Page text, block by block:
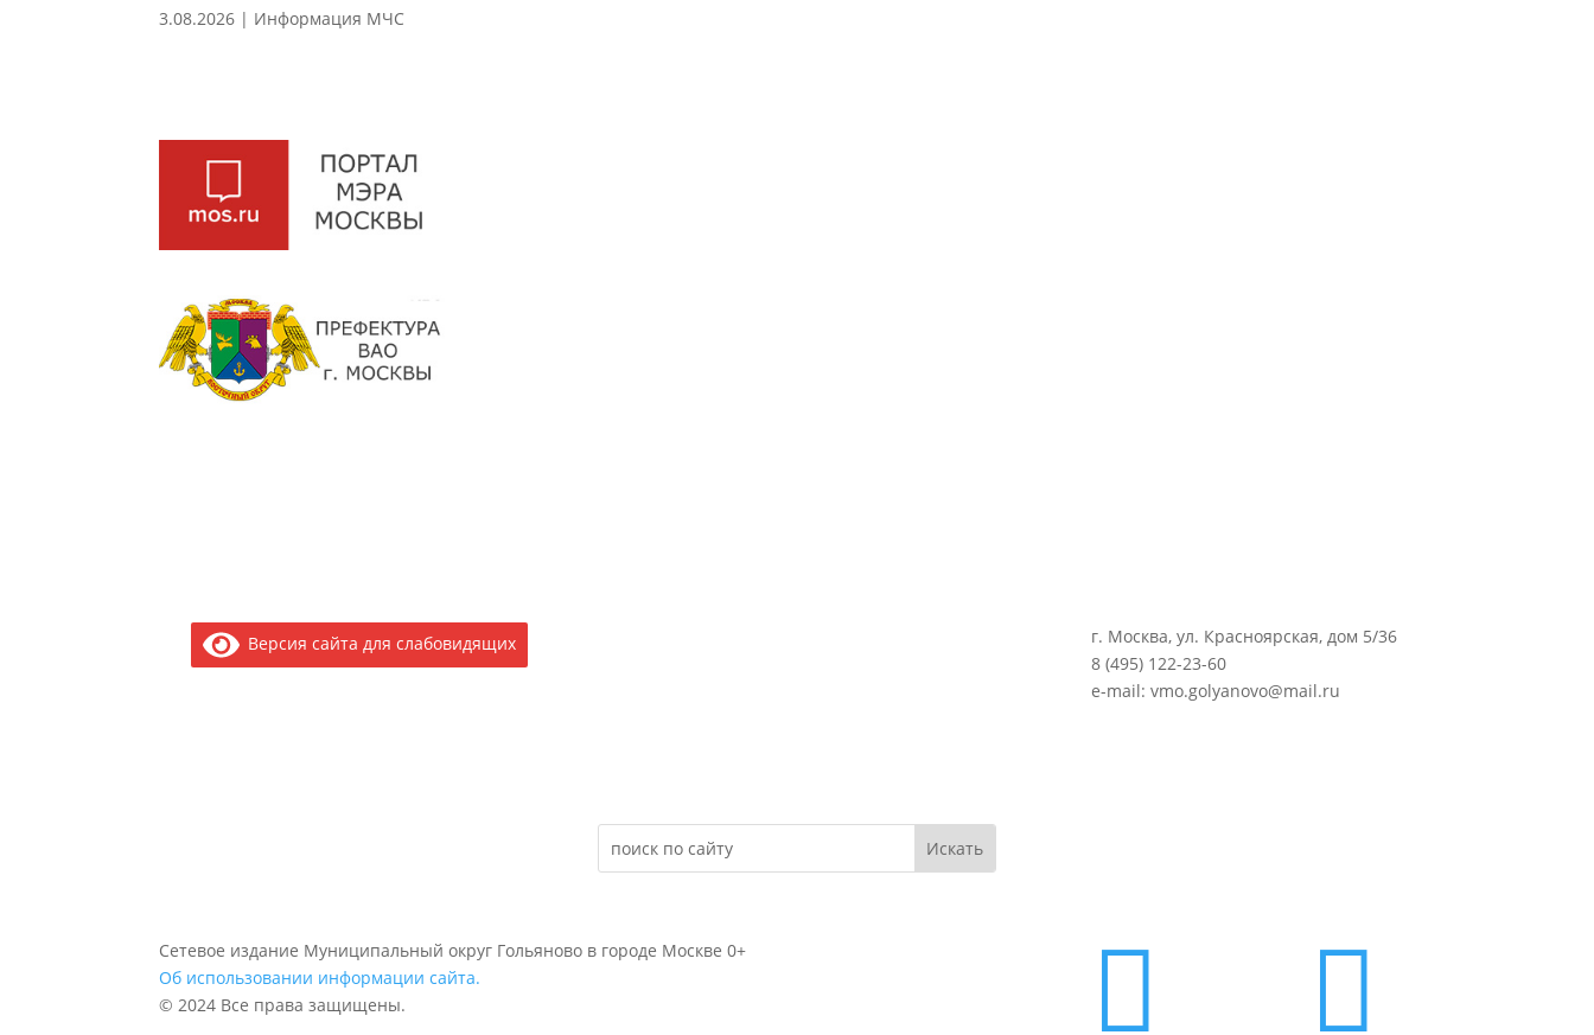
3.08.2026 | Информация МЧС
Версия сайта для слабовидящих
г. Москва, ул. Красноярская, дом 5/36
8 (495) 122-23-60
e-mail: vmo.golyanovo@mail.ru
Сетевое издание Муниципальный округ Гольяново в городе Москве 0+
Об использовании информации сайта.
© 2024 Все права защищены.
 